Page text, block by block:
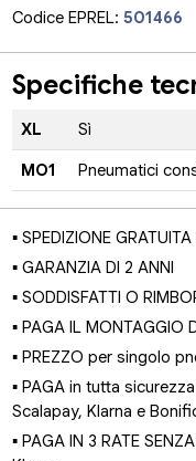
Codice EPREL:501466
Specifiche
XL Sì
MO1 Pneumatici
▪ SPEDIZIONE
▪ GARANZIA DI 2 ANNI
▪ SODDISFATTI O
▪ PAGA IL MONTAGGIO
▪ PREZZO per singolo
▪ PAGA in tutta
Scalapay, Klarna e
▪ PAGA IN 3 RATE